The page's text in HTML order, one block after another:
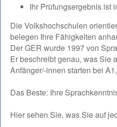
Ihr Prüfungsergebnis ist
Die Volkshochschulen
belegen Ihre Fähigkeiten
Der GER wurde 1997 von
Er beschreibt genau, was Sie
Anfänger/-innen starten bei
Das Beste: Ihre
Hier sehen Sie, was Sie auf